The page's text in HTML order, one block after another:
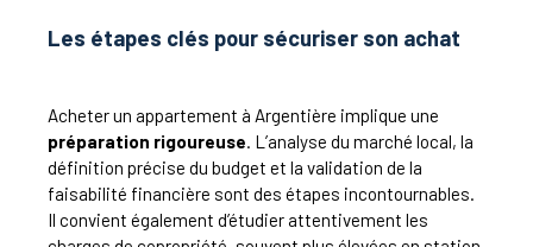
Les étapes clés pour sécuriser son achat
Acheter un appartement à Argentière implique une
préparation rigoureuse. L’analyse du marché local, la
définition précise du budget et la validation de la
faisabilité financière sont des étapes incontournables.
Il convient également d’étudier attentivement les